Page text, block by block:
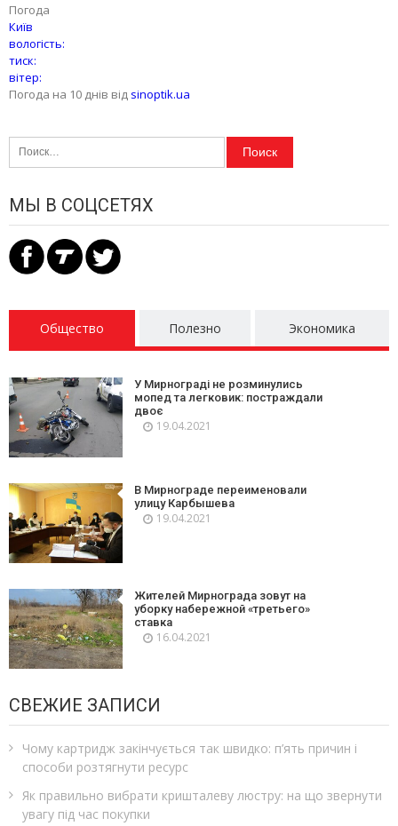
Погода
Київ
вологість:
тиск:
вітер:
Погода на 10 днів від sinoptik.ua
Найти:
МЫ В СОЦСЕТЯХ
Общество Полезно Экономика
У Мирнограді не розминулись
мопед та легковик: постраждали
двоє
19.04.2021
В Мирнограде переименовали
улицу Карбышева
19.04.2021
Жителей Мирнограда зовут на
уборку набережной «третьего»
ставка
16.04.2021
СВЕЖИЕ ЗАПИСИ
Чому картридж закінчується так швидко: п’ять причин і
способи розтягнути ресурс
Як правильно вибрати кришталеву люстру: на що звернути
увагу під час покупки